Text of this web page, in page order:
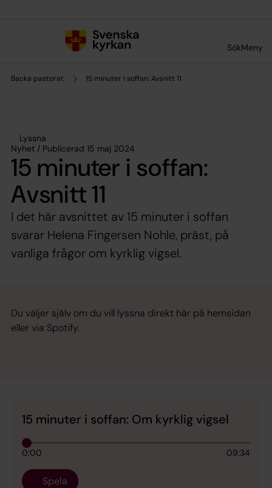
SökMeny
Backa pastorat 15 minuter i soffan: Avsnitt 11
Lyssna
Nyhet / Publicerad 15 maj 2024
15 minuter i soffan:
Avsnitt 11
I det här avsnittet av 15 minuter i soffan
svarar Helena Fingersen Nohle, präst, på
vanliga frågor om kyrklig vigsel.
Du väljer själv om du vill lyssna direkt här på hemsidan
eller via Spotify.
15 minuter i soffan: Om kyrklig vigsel
0:00 09:34
Spela